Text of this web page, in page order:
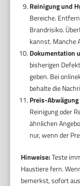
Reinigung und
Bereiche.
Brandrisiko.
kannst. Manche
Dokumentation
bisherigen
geben. Bei
behalte die
Preis-
Reinigung oder
ähnlichen
nur, wenn der
Hinweise:Teste
Haustiere fern.
bemerkst, sofort